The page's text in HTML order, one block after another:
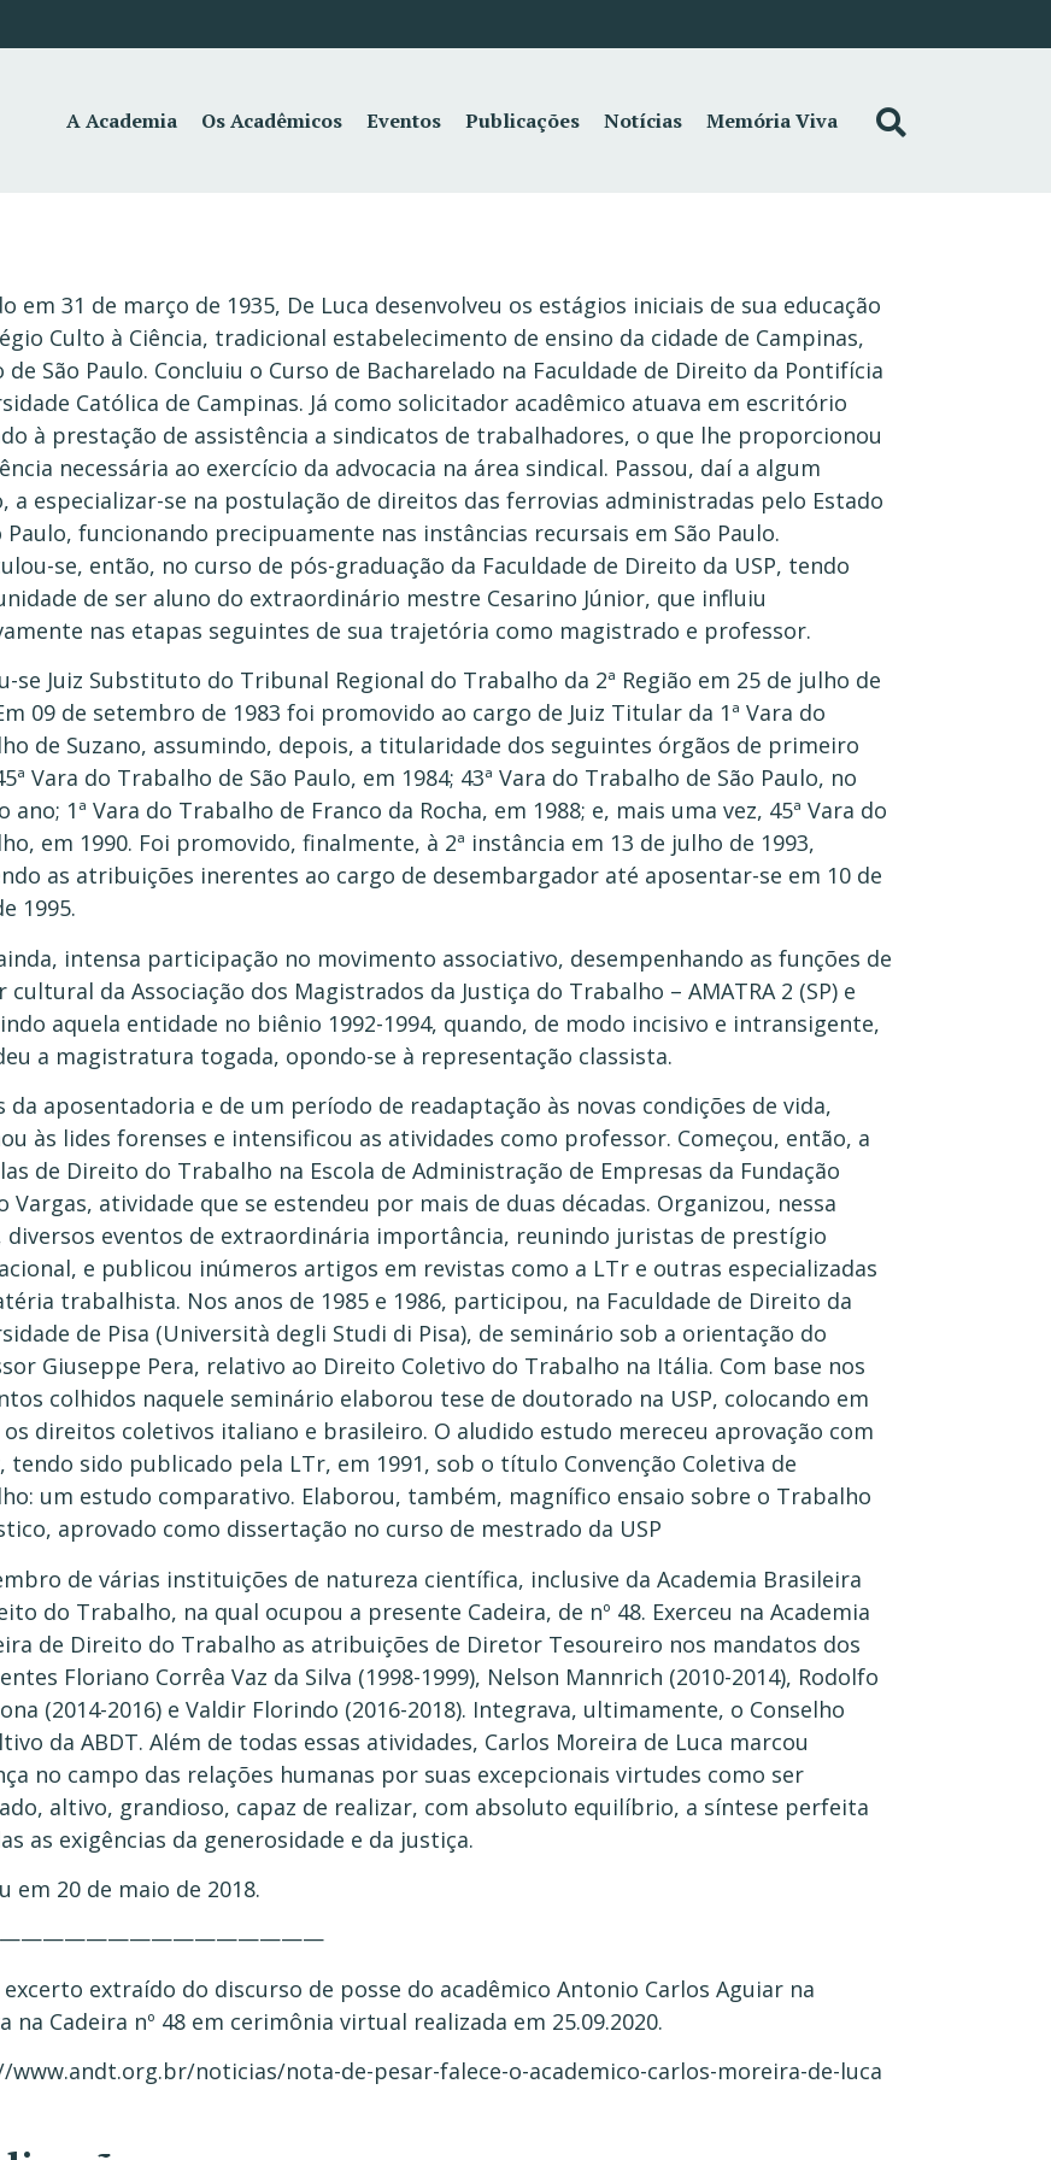
A Academia Os Acadêmicos Eventos Publicações Notícias Memória Viva
em 31 de março de 1935, De Luca desenvolveu os estágios iniciais de sua educação
Culto à Ciência, tradicional estabelecimento de ensino da cidade de Campinas,
de São Paulo. Concluiu o Curso de Bacharelado na Faculdade de Direito da Pontifícia
Católica de Campinas. Já como solicitador acadêmico atuava em escritório
à prestação de assistência a sindicatos de trabalhadores, o que lhe proporcionou
necessária ao exercício da advocacia na área sindical. Passou, daí a algum
a especializar-se na postulação de direitos das ferrovias administradas pelo Estado
Paulo, funcionando precipuamente nas instâncias recursais em São Paulo.
se, então, no curso de pós-graduação da Faculdade de Direito da USP, tendo
de ser aluno do extraordinário mestre Cesarino Júnior, que influiu
nas etapas seguintes de sua trajetória como magistrado e professor.
se Juiz Substituto do Tribunal Regional do Trabalho da 2ª Região em 25 de julho de
09 de setembro de 1983 foi promovido ao cargo de Juiz Titular da 1ª Vara do
de Suzano, assumindo, depois, a titularidade dos seguintes órgãos de primeiro
Vara do Trabalho de São Paulo, em 1984; 43ª Vara do Trabalho de São Paulo, no
ano; 1ª Vara do Trabalho de Franco da Rocha, em 1988; e, mais uma vez, 45ª Vara do
em 1990. Foi promovido, finalmente, à 2ª instância em 13 de julho de 1993,
as atribuições inerentes ao cargo de desembargador até aposentar-se em 10 de
1995.
intensa participação no movimento associativo, desempenhando as funções de
da Associação dos Magistrados da Justiça do Trabalho – AMATRA 2 (SP) e
aquela entidade no biênio 1992-1994, quando, de modo incisivo e intransigente,
a magistratura togada, opondo-se à representação classista.
da aposentadoria e de um período de readaptação às novas condições de vida,
às lides forenses e intensificou as atividades como professor. Começou, então, a
de Direito do Trabalho na Escola de Administração de Empresas da Fundação
Vargas, atividade que se estendeu por mais de duas décadas. Organizou, nessa
diversos eventos de extraordinária importância, reunindo juristas de prestígio
e publicou inúmeros artigos em revistas como a LTr e outras especializadas
trabalhista. Nos anos de 1985 e 1986, participou, na Faculdade de Direito da
de Pisa (Università degli Studi di Pisa), de seminário sob a orientação do
Giuseppe Pera, relativo ao Direito Coletivo do Trabalho na Itália. Com base nos
colhidos naquele seminário elaborou tese de doutorado na USP, colocando em
direitos coletivos italiano e brasileiro. O aludido estudo mereceu aprovação com
tendo sido publicado pela LTr, em 1991, sob o título Convenção Coletiva de
um estudo comparativo. Elaborou, também, magnífico ensaio sobre o Trabalho
aprovado como dissertação no curso de mestrado da USP
de várias instituições de natureza científica, inclusive da Academia Brasileira
do Trabalho, na qual ocupou a presente Cadeira, de nº 48. Exerceu na Academia
de Direito do Trabalho as atribuições de Diretor Tesoureiro nos mandatos dos
Floriano Corrêa Vaz da Silva (1998-1999), Nelson Mannrich (2010-2014), Rodolfo
(2014-2016) e Valdir Florindo (2016-2018). Integrava, ultimamente, o Conselho
da ABDT. Além de todas essas atividades, Carlos Moreira de Luca marcou
no campo das relações humanas por suas excepcionais virtudes como ser
altivo, grandioso, capaz de realizar, com absoluto equilíbrio, a síntese perfeita
as exigências da generosidade e da justiça.
em 20 de maio de 2018.
excerto extraído do discurso de posse do acadêmico Antonio Carlos Aguiar na
na Cadeira nº 48 em cerimônia virtual realizada em 25.09.2020.
www.andt.org.br/noticias/nota-de-pesar-falece-o-academico-carlos-moreira-de-luca